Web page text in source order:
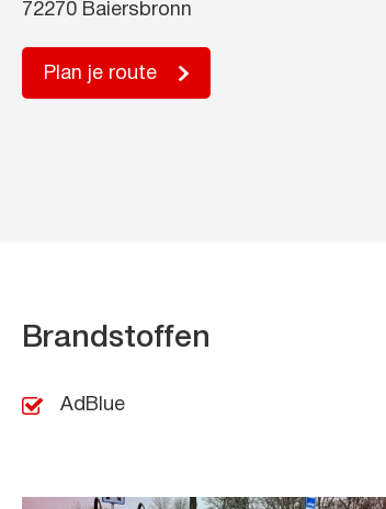
72270 Baiersbronn
Plan je route
Brandstoffen
AdBlue